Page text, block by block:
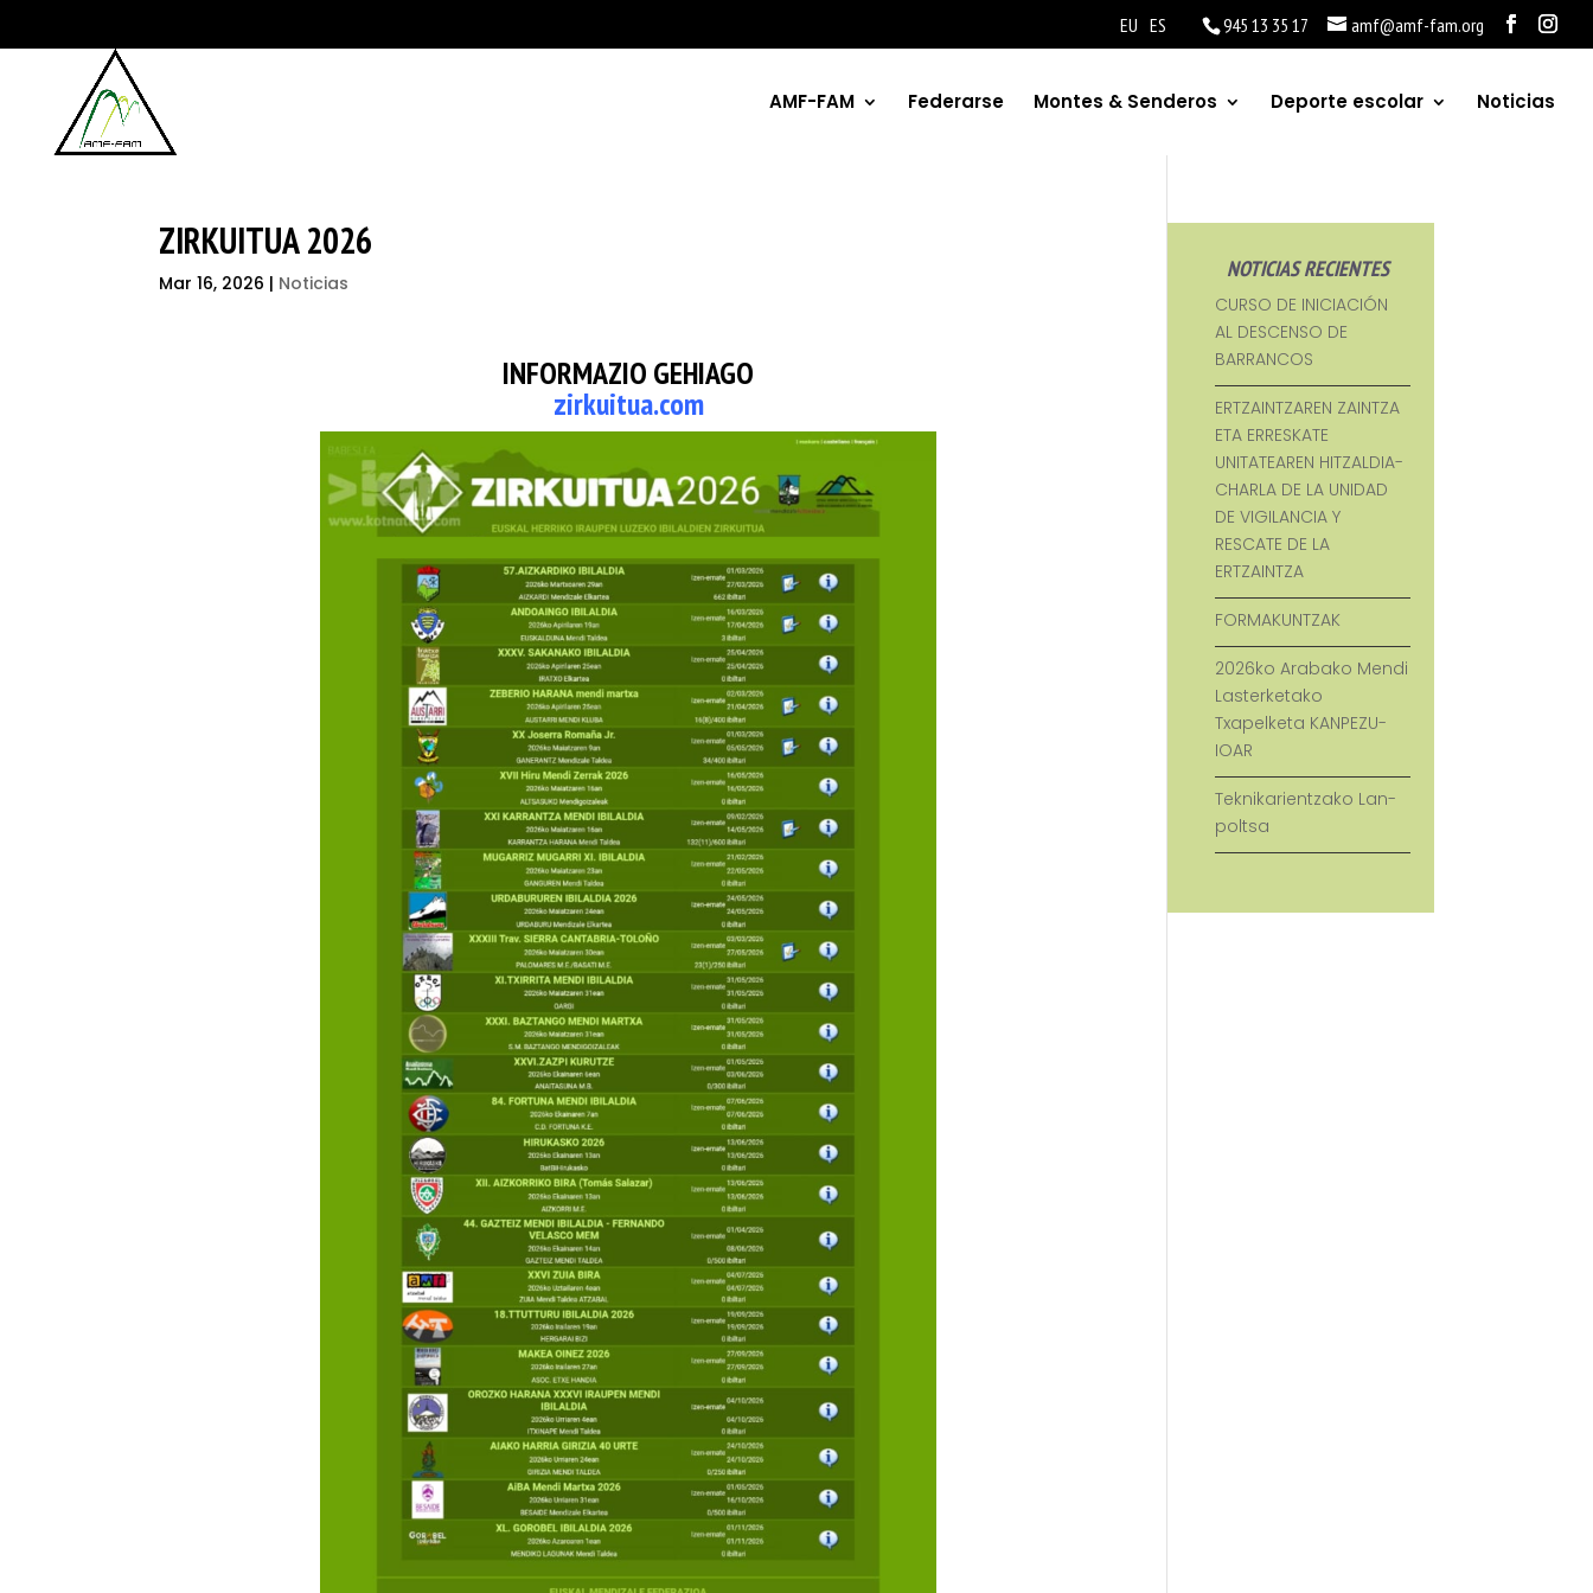
945 13 35 17 amf@amf-fam.org
EU ES
AMF-FAM Federarse Montes & Senderos Deporte escolar Noticias
ZIRKUITUA 2026
Mar 16, 2026 | Noticias
INFORMAZIO GEHIAGO
zirkuitua.com
NOTICIAS RECIENTES
CURSO DE INICIACIÓN
AL DESCENSO DE
BARRANCOS
ERTZAINTZAREN ZAINTZA
ETA ERRESKATE
UNITATEAREN HITZALDIA-
CHARLA DE LA UNIDAD
DE VIGILANCIA Y
RESCATE DE LA
ERTZAINTZA
FORMAKUNTZAK
2026ko Arabako Mendi
Lasterketako
Txapelketa KANPEZU-
IOAR
Teknikarientzako Lan-
poltsa